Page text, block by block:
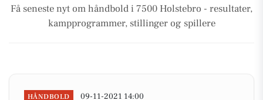
Få seneste nyt om håndbold i 7500 Holstebro - resultater,
kampprogrammer, stillinger og spillere
HÅNDBOLD 09-11-2021 14:00